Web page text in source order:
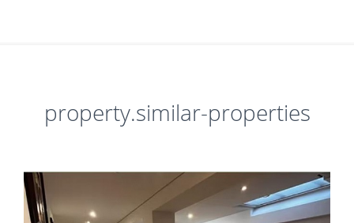
property.similar-properties